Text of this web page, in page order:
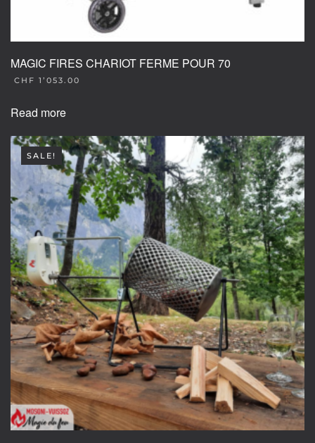
MAGIC FIRES CHARIOT FERME POUR 70
CHF 1’053.00
Read more
SALE!